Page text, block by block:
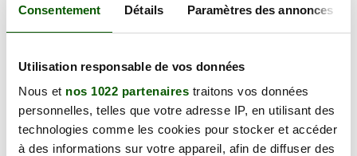
Consentement Détails Paramètres des annonces
Utilisation responsable de vos données
Nous et nos 1022 partenaires traitons vos données
personnelles, telles que votre adresse IP, en utilisant des
technologies comme les cookies pour stocker et accéder
à des informations sur votre appareil, afin de diffuser des
130.00 €
Velay
En forte demande
130.00 €
1 Av. d'Aiguilhe, 43000 Le Puy-en-
Velay
vendredi 18 septembre 2026